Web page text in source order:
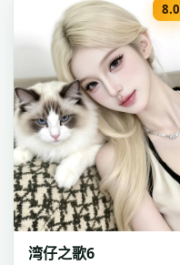
8.0
湾仔之歌6